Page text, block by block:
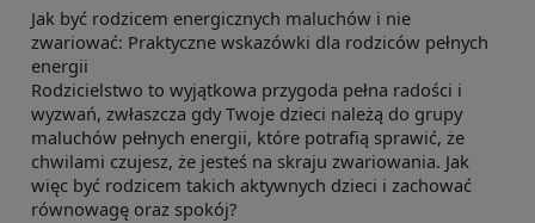
Jak być rodzicem energicznych maluchów i nie
zwariować: Praktyczne wskazówki dla rodziców pełnych
energii
Rodzicielstwo to wyjątkowa przygoda pełna radości i
wyzwań, zwłaszcza gdy Twoje dzieci należą do grupy
maluchów pełnych energii, które potrafią sprawić, że
chwilami czujesz, że jesteś na skraju zwariowania. Jak
więc być rodzicem takich aktywnych dzieci i zachować
równowagę oraz spokój?